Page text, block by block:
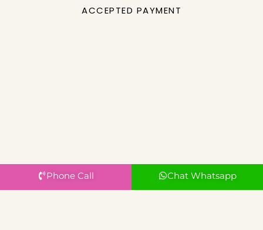
ACCEPTED PAYMENT
Phone Call Chat Whatsapp